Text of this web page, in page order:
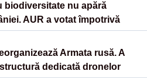
biodiversitate nu apără
AUR a votat împotrivă
Armata rusă. A
dedicată dronelor